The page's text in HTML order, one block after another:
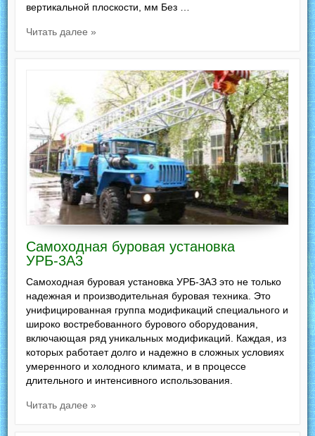
вертикальной плоскости, мм Без …
Читать далее »
Самоходная буровая установка
УРБ-3А3
Самоходная буровая установка УРБ-ЗАЗ это не только
надежная и производительная буровая техника. Это
унифицированная группа модификаций специального и
широко востребованного бурового оборудования,
включающая ряд уникальных модификаций. Каждая, из
которых работает долго и надежно в сложных условиях
умеренного и холодного климата, и в процессе
длительного и интенсивного использования.
Читать далее »